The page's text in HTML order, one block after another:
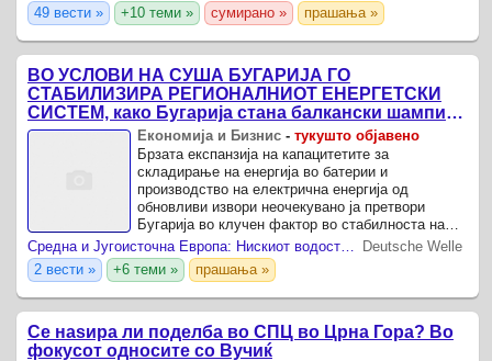
49 вести »
+10 теми » сумирано » прашања »
ВО УСЛОВИ НА СУША БУГАРИЈА ГО
СТАБИЛИЗИРА РЕГИОНАЛНИОТ ЕНЕРГЕТСКИ
СИСТЕМ, како Бугарија стана балкански шампион
во складирање на енергија од батерии
Економија и Бизнис- тукушто објавено
Брзата експанзија на капацитетите за
складирање на енергија во батерии и
производство на електрична енергија од
обновливи извори неочекувано ја претвори
Бугарија во клучен фактор во стабилноста на
електроенергетскиот систем на Југоисточна
Европа, додека Романија и Унгарија се ...
Средна и Југоисточна Европа: Нискиот водостој на Дунав го загрозува снабдувањето со електрична енергија
Deutsche Welle
2 вести »
+6 теми » прашања »
Се наѕира ли поделба во СПЦ во Црна Гора? Во
фокусот односите со Вучиќ